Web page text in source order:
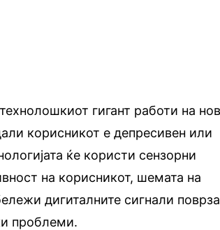
гигант работи на
корисникот е депресивен или
ќе користи сензорни
на корисникот, шемата на
дигиталните сигнали
проблеми.